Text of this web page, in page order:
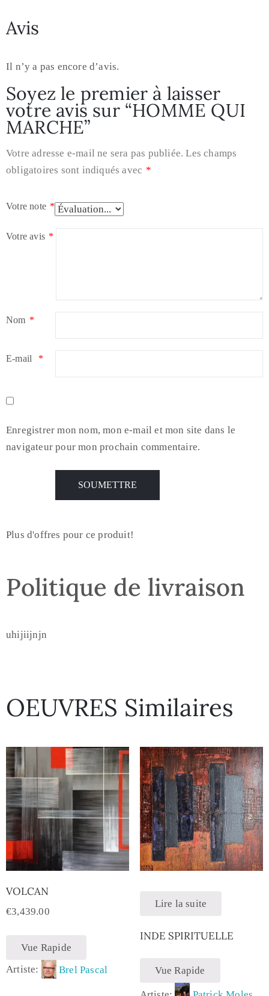
Avis
Il n’y a pas encore d’avis.
Soyez le premier à laisser
votre avis sur “HOMME QUI
MARCHE”
Votre adresse e-mail ne sera pas publiée. Les champs
obligatoires sont indiqués avec *
Votre note *
Votre avis *
Nom *
E-mail *
Enregistrer mon nom, mon e-mail et mon site dans le
navigateur pour mon prochain commentaire.
Plus d'offres pour ce produit!
Politique de livraison
uhijiijnjn
OEUVRES Similaires
VOLCAN
€3,439.00
Vue Rapide
Artiste:
Brel Pascal
Lire la suite
INDE SPIRITUELLE
Vue Rapide